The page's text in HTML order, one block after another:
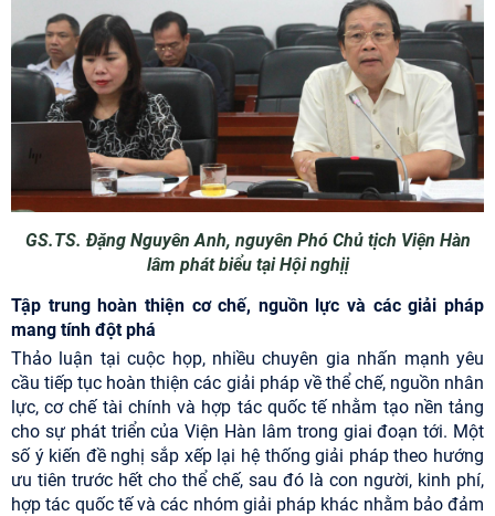
GS.TS. Đặng Nguyên Anh, nguyên Phó Chủ tịch Viện Hàn
lâm phát biểu tại Hội nghịị
Tập trung hoàn thiện cơ chế, nguồn lực và các giải pháp
mang tính đột phá
Thảo luận tại cuộc họp, nhiều chuyên gia nhấn mạnh yêu
cầu tiếp tục hoàn thiện các giải pháp về thể chế, nguồn nhân
lực, cơ chế tài chính và hợp tác quốc tế nhằm tạo nền tảng
cho sự phát triển của Viện Hàn lâm trong giai đoạn tới. Một
số ý kiến đề nghị sắp xếp lại hệ thống giải pháp theo hướng
ưu tiên trước hết cho thể chế, sau đó là con người, kinh phí,
hợp tác quốc tế và các nhóm giải pháp khác nhằm bảo đảm